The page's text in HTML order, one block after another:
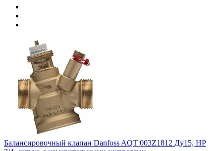
Балансировочный клапан Danfoss AQT 003Z1812 Ду15, HP